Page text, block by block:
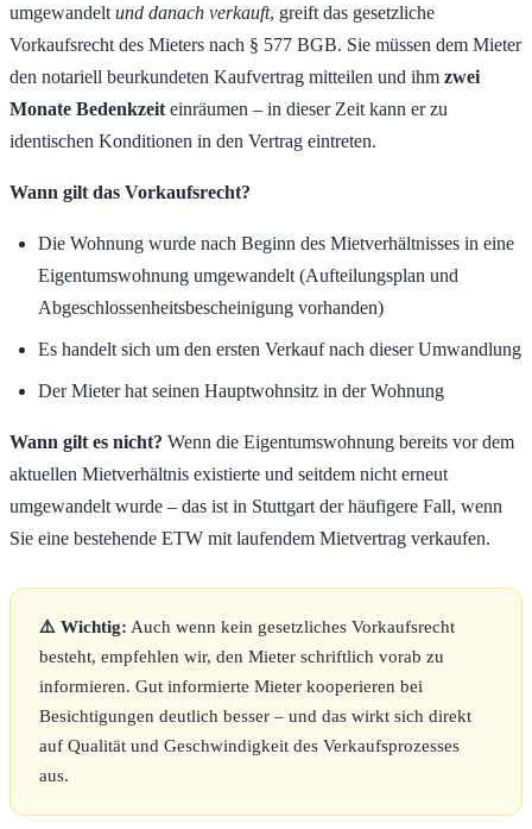
umgewandelt und danach verkauft, greift das gesetzliche
Vorkaufsrecht des Mieters nach § 577 BGB. Sie müssen dem Mieter
den notariell beurkundeten Kaufvertrag mitteilen und ihm zwei
Monate Bedenkzeit einräumen – in dieser Zeit kann er zu
identischen Konditionen in den Vertrag eintreten.
Wann gilt das Vorkaufsrecht?
Die Wohnung wurde nach Beginn des Mietverhältnisses in eine
Eigentumswohnung umgewandelt (Aufteilungsplan und
Abgeschlossenheitsbescheinigung vorhanden)
Es handelt sich um den ersten Verkauf nach dieser Umwandlung
Der Mieter hat seinen Hauptwohnsitz in der Wohnung
Wann gilt es nicht? Wenn die Eigentumswohnung bereits vor dem
aktuellen Mietverhältnis existierte und seitdem nicht erneut
umgewandelt wurde – das ist in Stuttgart der häufigere Fall, wenn
Sie eine bestehende ETW mit laufendem Mietvertrag verkaufen.
⚠️ Wichtig: Auch wenn kein gesetzliches Vorkaufsrecht
besteht, empfehlen wir, den Mieter schriftlich vorab zu
informieren. Gut informierte Mieter kooperieren bei
Besichtigungen deutlich besser – und das wirkt sich direkt
auf Qualität und Geschwindigkeit des Verkaufsprozesses
aus.